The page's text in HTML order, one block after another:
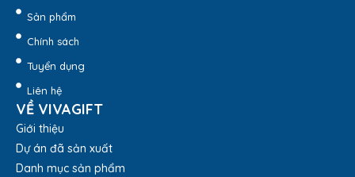
Sản phẩm
Chính sách
Tuyển dụng
Liên hệ
VỀ VIVAGIFT
Giới thiệu
Dự án đã sản xuất
Danh mục sản phẩm